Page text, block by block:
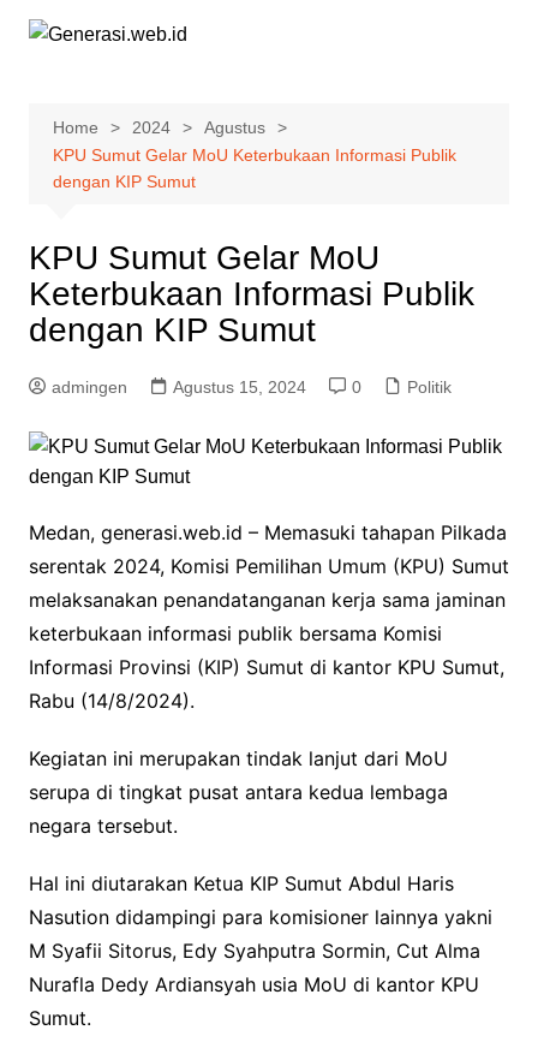
Home 2024
Agustus
KPU Sumut Gelar MoU Keterbukaan Informasi Publik
dengan KIP Sumut
KPU Sumut Gelar MoU
Keterbukaan Informasi Publik
dengan KIP Sumut
admingen Agustus 15, 2024 0 Politik
Medan, generasi.web.id – Memasuki tahapan Pilkada
serentak 2024, Komisi Pemilihan Umum (KPU) Sumut
melaksanakan penandatanganan kerja sama jaminan
keterbukaan informasi publik bersama Komisi
Informasi Provinsi (KIP) Sumut di kantor KPU Sumut,
Rabu (14/8/2024).
Kegiatan ini merupakan tindak lanjut dari MoU
serupa di tingkat pusat antara kedua lembaga
negara tersebut.
Hal ini diutarakan Ketua KIP Sumut Abdul Haris
Nasution didampingi para komisioner lainnya yakni
M Syafii Sitorus, Edy Syahputra Sormin, Cut Alma
Nurafla Dedy Ardiansyah usia MoU di kantor KPU
Sumut.